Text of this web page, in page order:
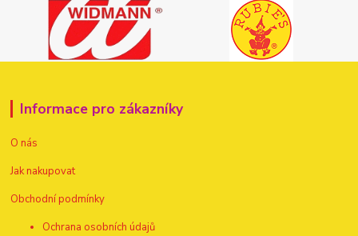
Informace pro zákazníky
O nás
Jak nakupovat
Obchodní podmínky
Ochrana osobních údajů